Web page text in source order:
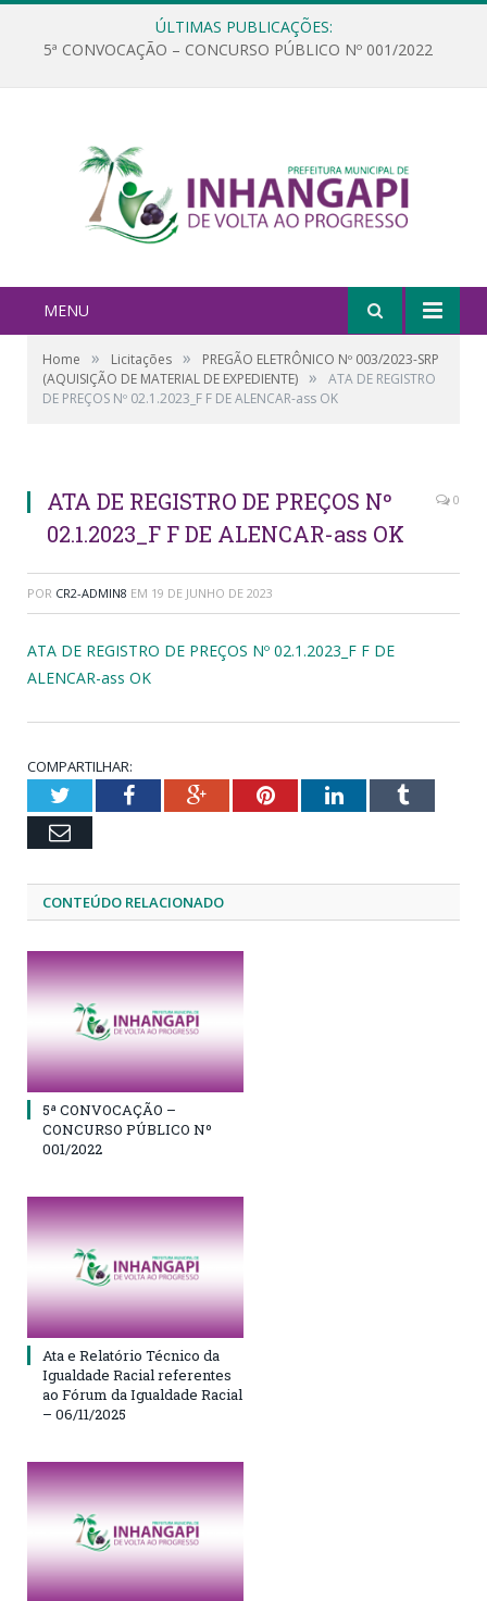
ÚLTIMAS PUBLICAÇÕES:
5ª CONVOCAÇÃO – CONCURSO PÚBLICO Nº 001/2022
MENU
Home » Licitações »
PREGÃO ELETRÔNICO Nº 003/2023-SRP
(AQUISIÇÃO DE MATERIAL DE EXPEDIENTE) »
ATA DE REGISTRO
DE PREÇOS Nº 02.1.2023_F F DE ALENCAR-ass OK
ATA DE REGISTRO DE PREÇOS Nº
02.1.2023_F F DE ALENCAR-ass OK
0
POR CR2-ADMIN8 EM 19 DE JUNHO DE 2023
ATA DE REGISTRO DE PREÇOS Nº 02.1.2023_F F DE
ALENCAR-ass OK
COMPARTILHAR:
TwitterFacebookGoogle+PinterestLinkedInTumblr
Email
CONTEÚDO RELACIONADO
5ª CONVOCAÇÃO –
CONCURSO PÚBLICO Nº
001/2022
Ata e Relatório Técnico da
Igualdade Racial referentes
ao Fórum da Igualdade Racial
– 06/11/2025